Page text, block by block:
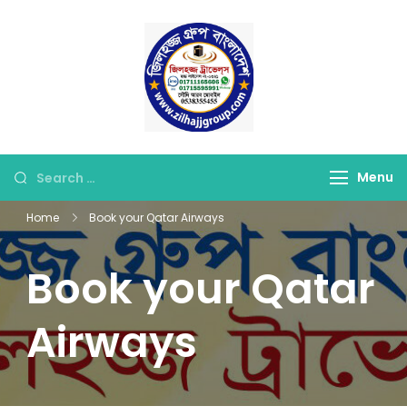
Looking
for
Something?
Menu
Home Book your Qatar Airways
Book your Qatar
Airways